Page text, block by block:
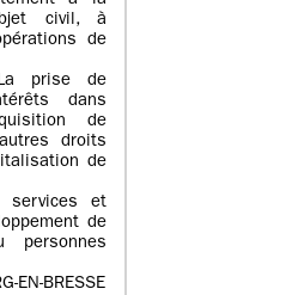
civil, à
de
prise de
dans
de
droits
de
services et
de
personnes
EN-BRESSE